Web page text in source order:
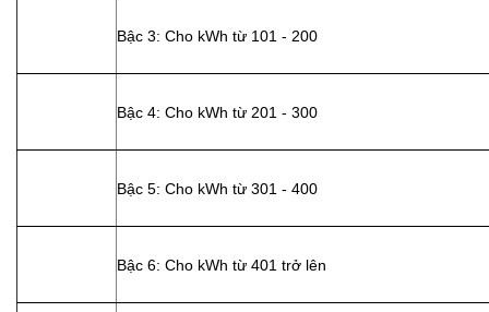
Bậc 3: Cho kWh từ 101 - 200
Bậc 4: Cho kWh từ 201 - 300
Bậc 5: Cho kWh từ 301 - 400
Bậc 6: Cho kWh từ 401 trở lên